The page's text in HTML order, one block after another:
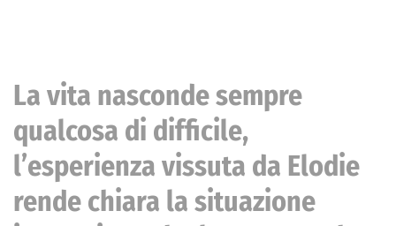
La vita nasconde sempre
qualcosa di difficile,
l’esperienza vissuta da Elodie
rende chiara la situazione